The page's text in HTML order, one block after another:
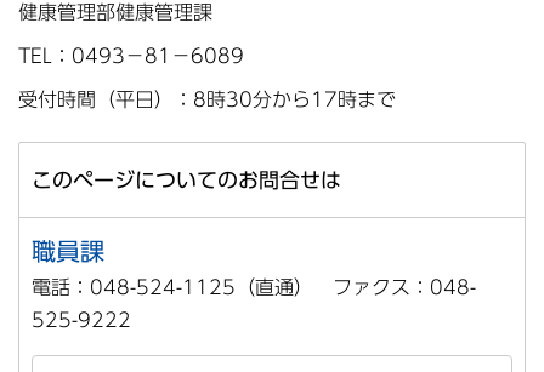
健康管理部健康管理課
TEL：0493－81－6089
受付時間（平日）：8時30分から17時まで
このページについてのお問合せは
職員課
電話：048-524-1125（直通） ファクス：048-
525-9222